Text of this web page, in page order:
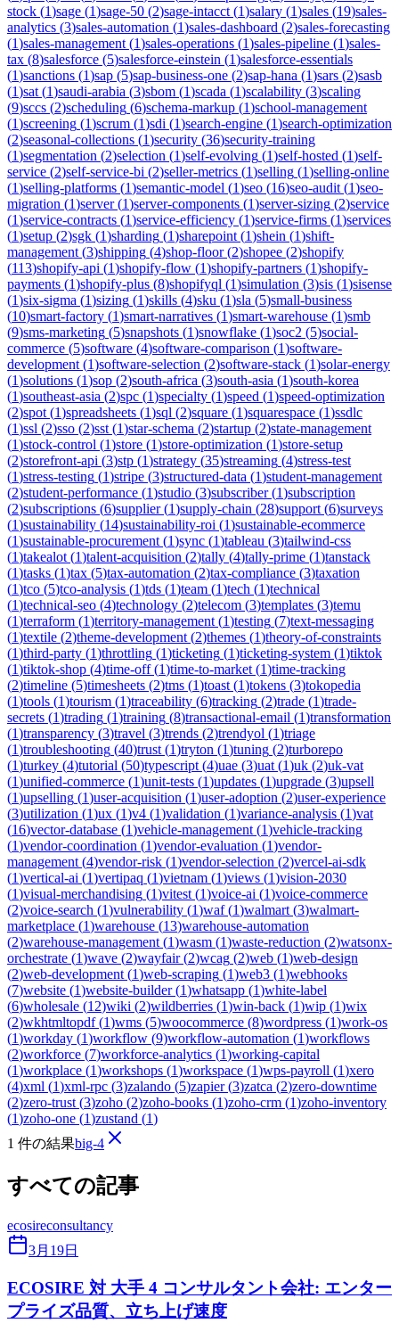
stock (1)sage (1)sage-50 (2)sage-intacct (1)salary (1)sales (19)sales-
analytics (3)sales-automation (1)sales-dashboard (2)sales-forecasting
(1)sales-management (1)sales-operations (1)sales-pipeline (1)sales-
tax (8)salesforce (5)salesforce-einstein (1)salesforce-essentials
(1)sanctions (1)sap (5)sap-business-one (2)sap-hana (1)sars (2)sasb
(1)sat (1)saudi-arabia (3)sbom (1)scada (1)scalability (3)scaling
(9)sccs (2)scheduling (6)schema-markup (1)school-management
(1)screening (1)scrum (1)sdi (1)search-engine (1)search-optimization
(2)seasonal-collections (1)security (36)security-training
(1)segmentation (2)selection (1)self-evolving (1)self-hosted (1)self-
service (2)self-service-bi (2)seller-metrics (1)selling (1)selling-online
(1)selling-platforms (1)semantic-model (1)seo (16)seo-audit (1)seo-
migration (1)server(1)server-components (1)server-sizing (2)service
(1)service-contracts (1)service-efficiency (1)service-firms (1)services
(1)setup (2)sgk (1)sharding (1)sharepoint (1)shein (1)shift-
management (3)shipping (4)shop-floor(2)shopee (2)shopify
(113)shopify-api (1)shopify-flow (1)shopify-partners (1)shopify-
payments (1)shopify-plus (8)shopifyql (1)simulation (3)sis (1)sisense
(1)six-sigma (1)sizing (1)skills (4)sku (1)sla (5)small-business
(10)smart-factory (1)smart-narratives (1)smart-warehouse (1)smb
(9)sms-marketing (5)snapshots (1)snowflake (1)soc2 (5)social-
commerce (5)software (4)software-comparison (1)software-
development (1)software-selection (2)software-stack (1)solar-energy
(1)solutions (1)sop (2)south-africa (3)south-asia (1)south-korea
(1)southeast-asia (2)spc (1)specialty (1)speed (1)speed-optimization
(2)spot (1)spreadsheets (1)sql (2)square (1)squarespace (1)ssdlc
(1)ssl (2)sso (2)sst (1)star-schema (2)startup (2)state-management
(1)stock-control (1)store (1)store-optimization (1)store-setup
(2)storefront-api (3)stp (1)strategy (35)streaming (4)stress-test
(1)stress-testing (1)stripe (3)structured-data (1)student-management
(2)student-performance (1)studio (3)subscriber(1)subscription
(2)subscriptions (6)supplier(1)supply-chain (28)support (6)surveys
(1)sustainability (14)sustainability-roi (1)sustainable-ecommerce
(1)sustainable-procurement (1)sync (1)tableau (3)tailwind-css
(1)takealot (1)talent-acquisition (2)tally (4)tally-prime (1)tanstack
(1)tasks (1)tax (5)tax-automation (2)tax-compliance (3)taxation
(1)tco (5)tco-analysis (1)tds (1)team (1)tech (1)technical
(1)technical-seo (4)technology (2)telecom (3)templates (3)temu
(1)terraform (1)territory-management (1)testing (7)text-messaging
(1)textile (2)theme-development (2)themes (1)theory-of-constraints
(1)third-party (1)throttling (1)ticketing (1)ticketing-system (1)tiktok
(1)tiktok-shop (4)time-off(1)time-to-market (1)time-tracking
(2)timeline (5)timesheets (2)tms (1)toast (1)tokens (3)tokopedia
(1)tools (1)tourism (1)traceability (6)tracking (2)trade (1)trade-
secrets (1)trading (1)training (8)transactional-email (1)transformation
(1)transparency (3)travel (3)trends (2)trendyol (1)triage
(1)troubleshooting (40)trust (1)tryton (1)tuning (2)turborepo
(1)turkey (4)tutorial (50)typescript (4)uae (3)uat (1)uk (2)uk-vat
(1)unified-commerce (1)unit-tests (1)updates (1)upgrade (3)upsell
(1)upselling (1)user-acquisition (1)user-adoption (2)user-experience
(3)utilization (1)ux (1)v4 (1)validation (1)variance-analysis (1)vat
(16)vector-database (1)vehicle-management (1)vehicle-tracking
(1)vendor-coordination (1)vendor-evaluation (1)vendor-
management (4)vendor-risk (1)vendor-selection (2)vercel-ai-sdk
(1)vertical-ai (1)vertipaq (1)vietnam (1)views (1)vision-2030
(1)visual-merchandising (1)vitest (1)voice-ai (1)voice-commerce
(2)voice-search (1)vulnerability (1)waf(1)walmart (3)walmart-
marketplace (1)warehouse (13)warehouse-automation
(2)warehouse-management (1)wasm (1)waste-reduction (2)watsonx-
orchestrate (1)wave (2)wayfair(2)wcag (2)web (1)web-design
(2)web-development (1)web-scraping (1)web3 (1)webhooks
(7)website (1)website-builder(1)whatsapp (1)white-label
(6)wholesale (12)wiki (2)wildberries (1)win-back (1)wip (1)wix
(2)wkhtmltopdf(1)wms (5)woocommerce (8)wordpress (1)work-os
(1)workday (1)workflow (9)workflow-automation (1)workflows
(2)workforce (7)workforce-analytics (1)working-capital
(1)workplace (1)workshops (1)workspace (1)wps-payroll (1)xero
(4)xml (1)xml-rpc (3)zalando (5)zapier(3)zatca (2)zero-downtime
(2)zero-trust (3)zoho (2)zoho-books (1)zoho-crm (1)zoho-inventory
(1)zoho-one (1)zustand (1)
1 件の結果big-4
すべての記事
ecosireconsultancy
3月19日
ECOSIRE 対 大手 4 コンサルタント会社: エンター
プライズ品質、立ち上げ速度